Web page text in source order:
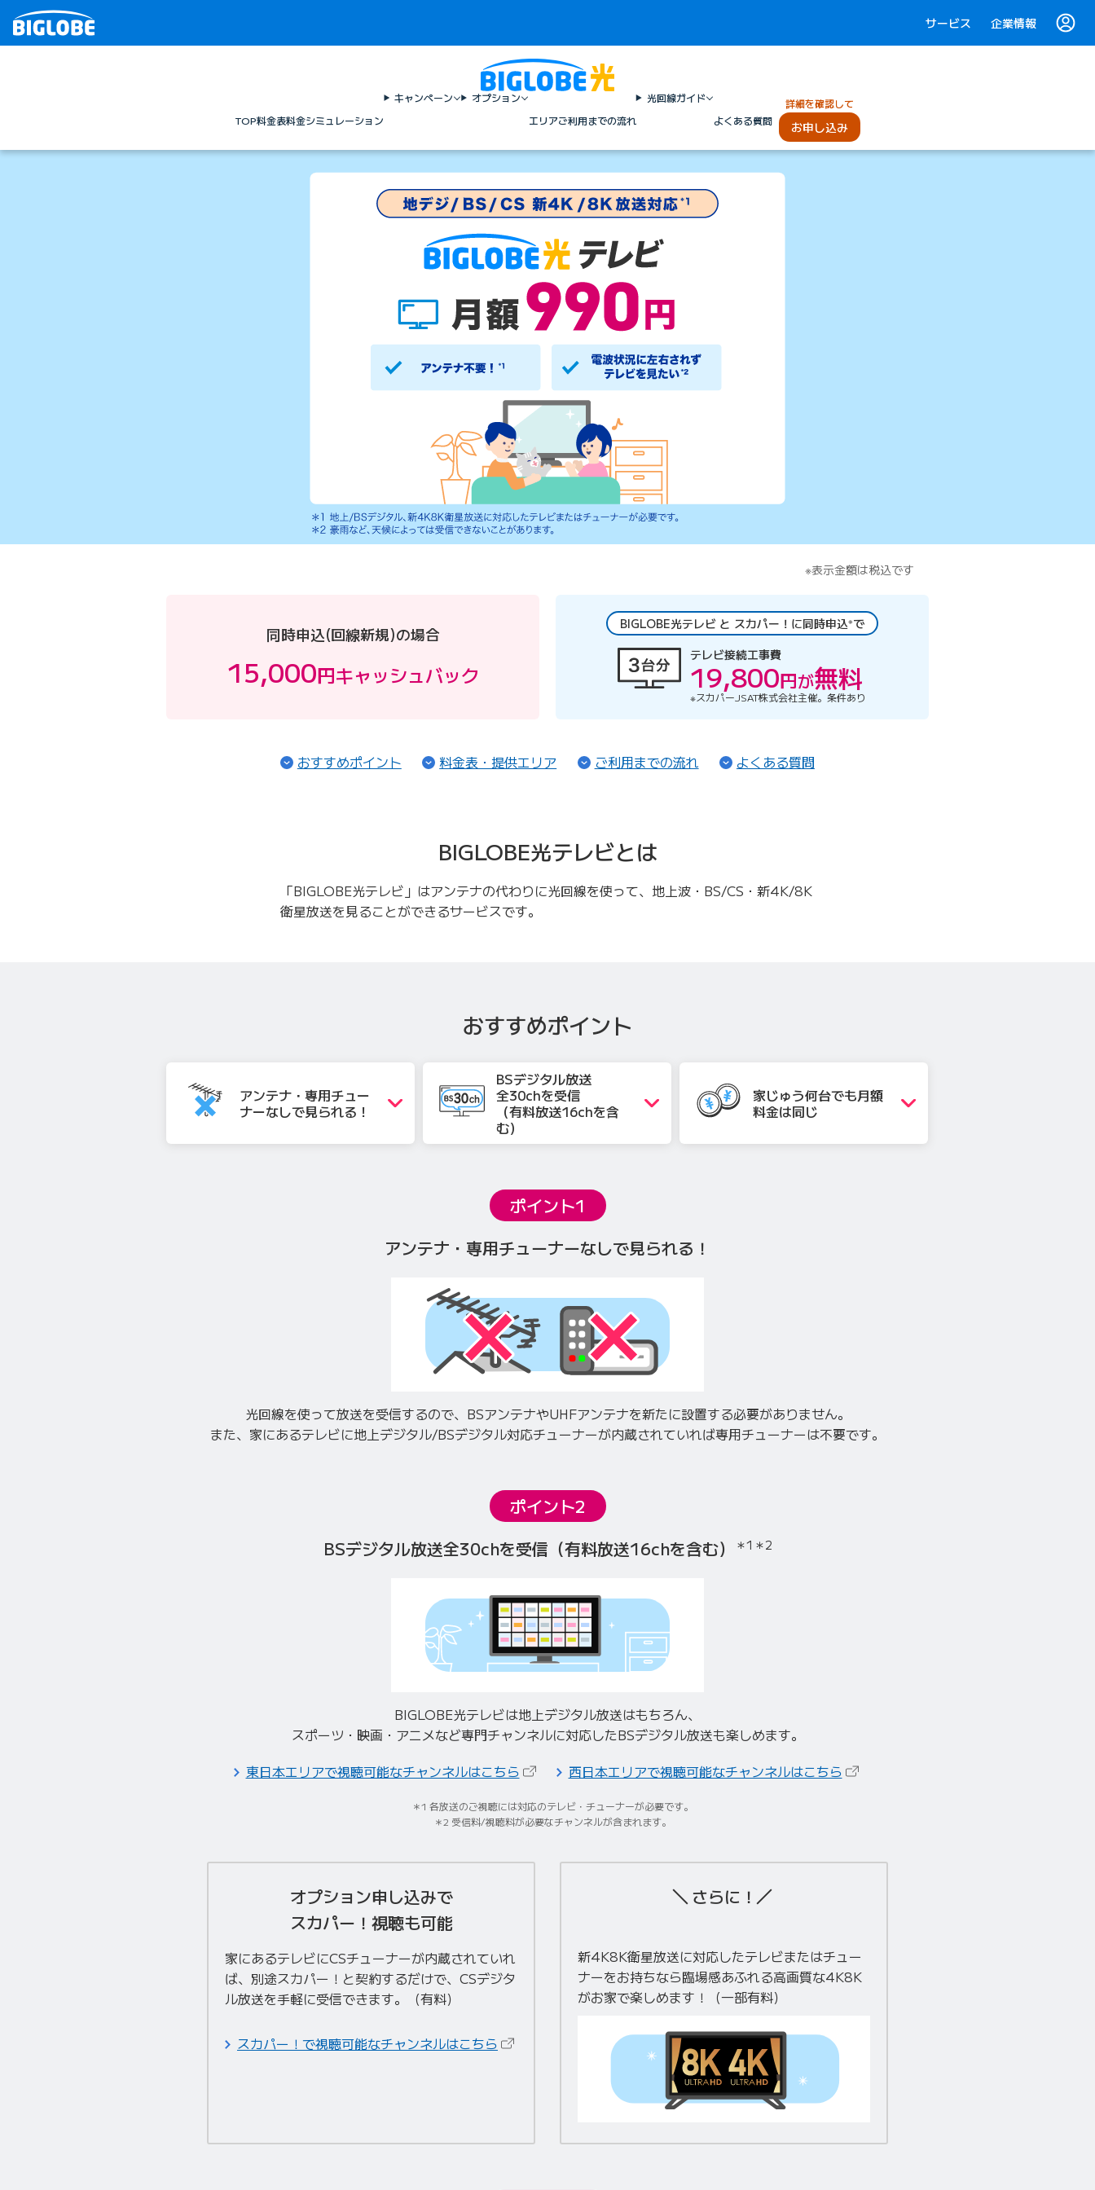
サービス 企業情報
TOP料金表料金シミュレーション
キャンペーン
オプション
エリアご利用までの流れ
光回線ガイド
よくある質問
詳細を確認して
お申し込み
BIGLOBE光テレビ
※表示金額は税込です
同時申込(回線新規)の場合
15,000円キャッシュバック
BIGLOBE光テレビ と スカパー！に同時申込※で
テレビ接続工事費
19,800円が無料
※スカパーJSAT株式会社主催。条件あり
おすすめポイント（ページ内リンク）
料金表・提供エリア （ページ内リンク）
ご利用までの流れ（ページ内リンク）
よくある質問（ページ内リンク）
BIGLOBE光テレビとは
「BIGLOBE光テレビ」はアンテナの代わりに光回線を使って、地上波・BS/CS・新4K/8K
衛星放送を見ることができるサービスです。
おすすめポイント
アンテナ・専用チュー
ナーなしで見られる！
BSデジタル放送
全30chを受信
（有料放送16chを含
む）
家じゅう何台でも月額
料金は同じ
ポイント1
アンテナ・専用チューナーなしで見られる！
光回線を使って放送を受信するので、BSアンテナやUHFアンテナを新たに設置する必要がありません。
また、家にあるテレビに地上デジタル/BSデジタル対応チューナーが内蔵されていれば専用チューナーは不要です。
ポイント2
BSデジタル放送全30chを受信 （有料放送16chを含む） ＊1 ＊2
BIGLOBE光テレビは地上デジタル放送はもちろん、
スポーツ・映画・アニメなど専門チャンネルに対応したBSデジタル放送も楽しめます。
東日本エリアで視聴可能なチャンネルはこちら（新しいタブで開きます）
西日本エリアで視聴可能なチャンネルはこちら（新しいタブで開きます）
1 各放送のご視聴には対応のテレビ・チューナーが必要です。
2 受信料/視聴料が必要なチャンネルが含まれます。
オプション申し込みで
スカパー！視聴も可能
家にあるテレビにCSチューナーが内蔵されていれ
ば、別途スカパー！と契約するだけで、CSデジタ
ル放送を手軽に受信できます。（有料）
スカパー！で視聴可能なチャンネルはこちら （新しいタブで開きます）
さらに！
新4K8K衛星放送に対応したテレビまたはチュー
ナーをお持ちなら臨場感あふれる高画質な4K8K
がお家で楽しめます！（一部有料）